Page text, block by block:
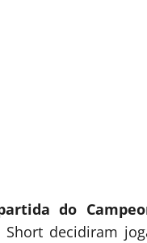
do
decidiram